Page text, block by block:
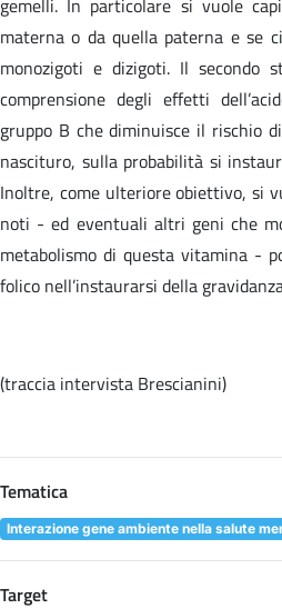
materna o da quella paterna e se
monozigoti e dizigoti. Il secondo
comprensione degli effetti
gruppo B che diminuisce il rischio
nascituro, sulla probabilità si
Inoltre, come ulteriore obiettivo, si
noti - ed eventuali altri geni che
metabolismo di questa vitamina -
folico nell’instaurarsi della
(traccia intervista Brescianini)
Tematica
Interazione gene ambiente nella salute
Target